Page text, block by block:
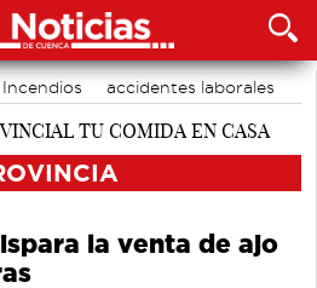
Incendios
accidentes laborales
la venta de ajo